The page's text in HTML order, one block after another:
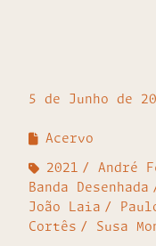
5 de Junho de
Acervo
2021 André
Banda Desenhada
João Laia
Cortês
Susa